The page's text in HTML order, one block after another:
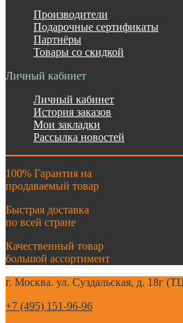
Производители
Подарочные сертификаты
Партнёры
Товары со скидкой
Личный кабинет
Личный кабинет
История заказов
Мои закладки
Рассылка новостей
100% Гарантия на
продаваемый товар
Быстрая доставка
по всей стране
Качественный товар
большой ассортимент
г. Москва. ул. Суздальская, д. 18г
+7 (495) 151-96-96